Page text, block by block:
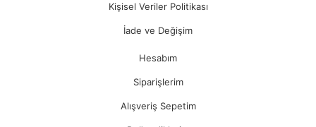
Kişisel Veriler Politikası
İade ve Değişim
Hesabım
Siparişlerim
Alışveriş Sepetim